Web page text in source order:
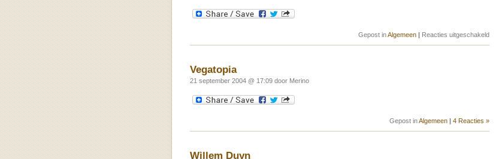
Gepost inAlgemeen Reacties uitgeschakeldvoor
Vegatopia
21 september 2004 @ 17:09 door Merino
Gepost inAlgemeen | 4 Reacties »
Willem Duyn